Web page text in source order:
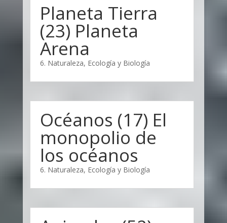
Planeta Tierra
(23) Planeta
Arena
6. Naturaleza, Ecología y Biología
Océanos (17) El
monopolio de
los océanos
6. Naturaleza, Ecología y Biología